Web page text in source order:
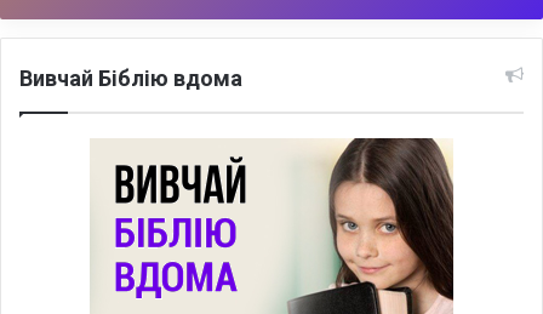
Вивчай Біблію вдома